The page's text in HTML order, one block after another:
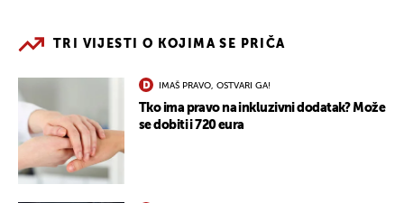
TRI VIJESTI O KOJIMA SE PRIČA
IMAŠ PRAVO, OSTVARI GA!
Tko ima pravo na inkluzivni dodatak? Može
se dobiti i 720 eura